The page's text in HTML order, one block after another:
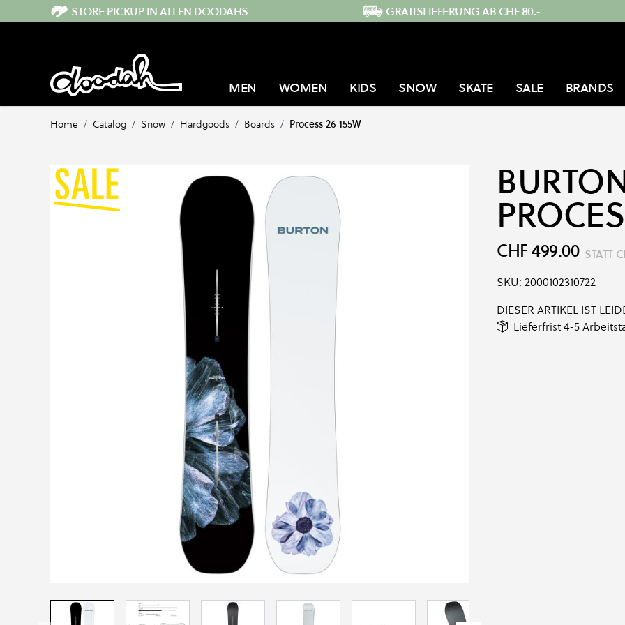
Direkt zum InhaltSTORE PICKUP IN ALLEN DOODAHS GRATISLIEFERUNG AB CHF 80.-
MEN WOMEN KIDS SNOW SKATE SALE BRANDS
Home / Catalog / Snow / Hardgoods / Boards / Process 26 155W
CHF 499.00 STATT
SKU: 2000102310722
DIESER ARTIKEL IST
Lieferfrist 4-5